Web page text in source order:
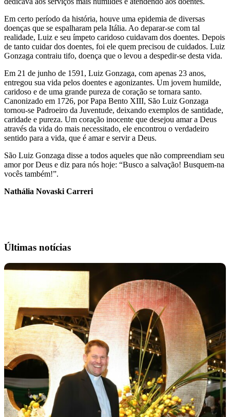
Em certo período da história, houve uma epidemia de diversas
doenças que se espalharam pela Itália. Ao deparar-se com tal
realidade, Luiz e seu ímpeto caridoso cuidavam dos doentes. Depois
de tanto cuidar dos doentes, foi ele quem precisou de cuidados. Luiz
Gonzaga contraiu tifo, doença que o levou a despedir-se desta vida.
Em 21 de junho de 1591, Luiz Gonzaga, com apenas 23 anos,
entregou sua vida pelos doentes e agonizantes. Um jovem humilde,
caridoso e de uma grande pureza de coração se tornara santo.
Canonizado em 1726, por Papa Bento XIII, São Luiz Gonzaga
tornou-se Padroeiro da Juventude, deixando exemplos de santidade,
caridade e pureza. Um coração inocente que desejou amar a Deus
através da vida do mais necessitado, ele encontrou o verdadeiro
sentido para a vida, que é amar e servir a Deus.
São Luiz Gonzaga disse a todos aqueles que não compreendiam seu
amor por Deus e diz para nós hoje: “Busco a salvação! Busquem-na
vocês também!”.
Nathália Novaski Carreri
Últimas notícias